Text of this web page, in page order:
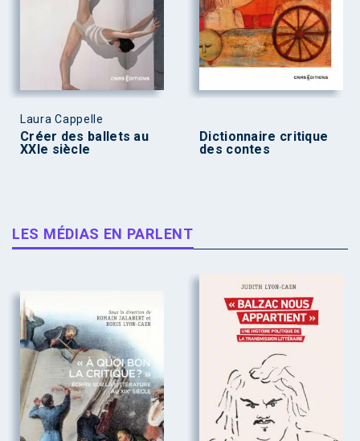
Laura Cappelle
Créer des ballets au
XXIe siècle
Dictionnaire critique
des contes
LES MÉDIAS EN PARLENT